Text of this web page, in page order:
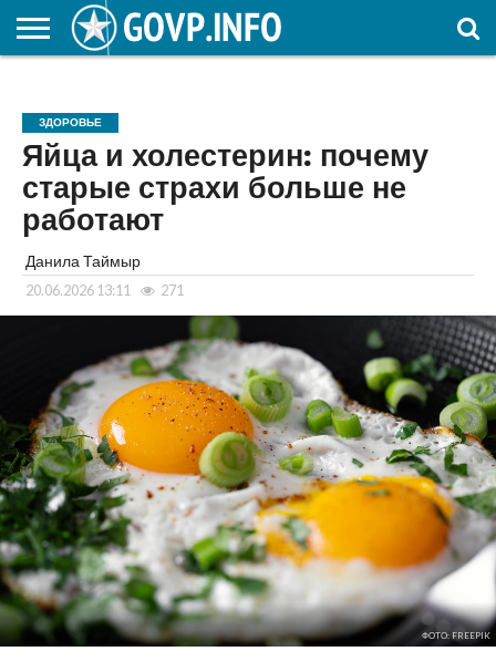
ОБРАЗОВАНИЕ
ЗДОРОВЬЕ
Яйца и холестерин: почему
старые страхи больше не
работают
Данила Таймыр
20.06.2026 13:11 271
ФОТО: FREEPIK